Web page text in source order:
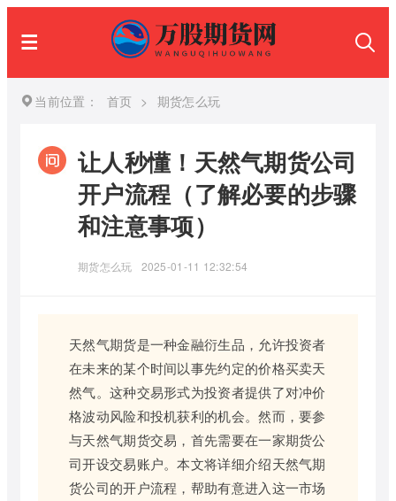
当前位置： 首页 > 期货怎么玩
让人秒懂！天然气期货公司
开户流程（了解必要的步骤
和注意事项）
期货怎么玩 2025-01-11 12:32:54
天然气期货是一种金融衍生品，允许投资者
在未来的某个时间以事先约定的价格买卖天
然气。这种交易形式为投资者提供了对冲价
格波动风险和投机获利的机会。然而，要参
与天然气期货交易，首先需要在一家期货公
司开设交易账户。本文将详细介绍天然气期
货公司的开户流程，帮助有意进入这一市场